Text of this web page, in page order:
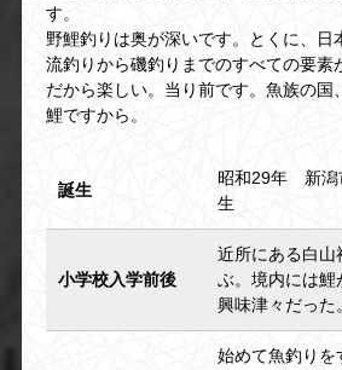
す。
野鯉釣りは奥が深いです。とくに、日
流釣りから磯釣りまでのすべての要素
だから楽しい。当り前です。魚族の国
鯉ですから。
誕生
昭和29年 新潟
生
小学校入学前後
近所にある白山
ぶ。境内には鯉
興味津々だった。
始めて魚釣りを